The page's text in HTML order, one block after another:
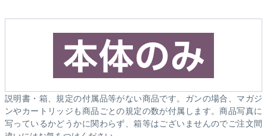
説明書・箱、規定の付属品等がない商品です。ガンの場合、マガジ
ンやカートリッジも商品ごとの規定の数が付属します。商品写真に
写っているかどうかに関わらず、箱等はございませんのでご注文間